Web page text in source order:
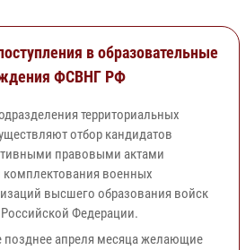
в образовательные
ФСВНГ РФ
территориальных
отбор кандидатов
правовыми актами
военных
высшего образования войск
Федерации.
позднее апреля месяца желающие